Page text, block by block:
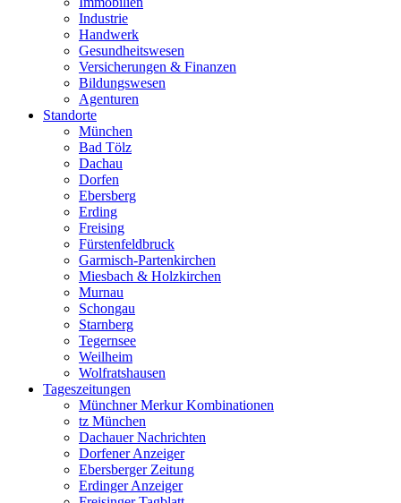
Industrie
Handwerk
Gesundheitswesen
Versicherungen & Finanzen
Bildungswesen
Agenturen
Standorte
München
Bad Tölz
Dachau
Dorfen
Ebersberg
Erding
Freising
Fürstenfeldbruck
Garmisch-Partenkirchen
Miesbach & Holzkirchen
Murnau
Schongau
Starnberg
Tegernsee
Weilheim
Wolfratshausen
Tageszeitungen
Münchner Merkur Kombinationen
tz München
Dachauer Nachrichten
Dorfener Anzeiger
Ebersberger Zeitung
Erdinger Anzeiger